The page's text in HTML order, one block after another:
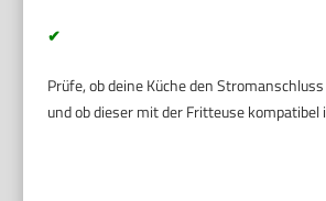
✔
Prüfe, ob deine Küche den
und ob dieser mit der Fritteuse kompatibel